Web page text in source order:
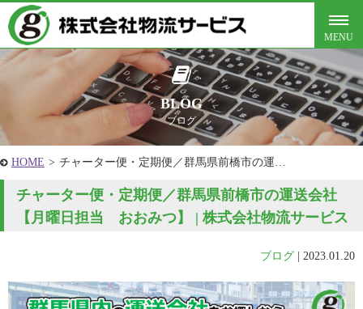
BLOG
ブログ
HOME > チャーター便・定期便／群馬県前橋市の運…
チャーター便・定期便／群馬県前橋市の運送会社
【月曜日担当 おおみつ】 | 株式会社物流サービス
ブログ 2023.01.20